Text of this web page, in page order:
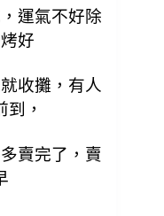
運氣不好除
好
收攤，有人
，
賣完了，賣